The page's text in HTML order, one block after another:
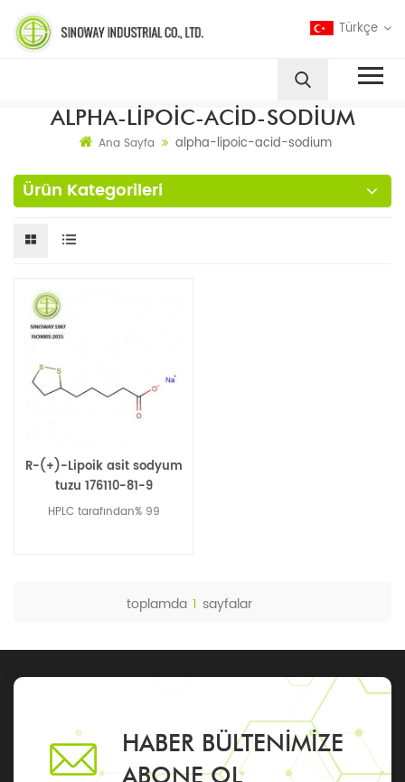
Türkçe
ALPHA-LIPOIC-ACID-SODIUM
Ana Sayfa alpha-lipoic-acid-sodium
Ürün Kategorileri
R-(+)-Lipoik asit sodyum
tuzu 176110-81-9
HPLC tarafından% 99
toplamda 1 sayfalar
HABER BÜLTENIMIZE
ABONE OL